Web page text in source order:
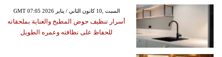
GMT 07:05 2026 السبت ,10 كانون الثاني / يناير
أسرار تنظيف حوض المطبخ والعناية بملحقاته
للحفاظ على نظافته وعمره الطويل